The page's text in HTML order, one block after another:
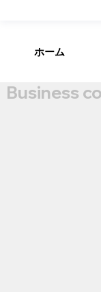
​Business
ホーム